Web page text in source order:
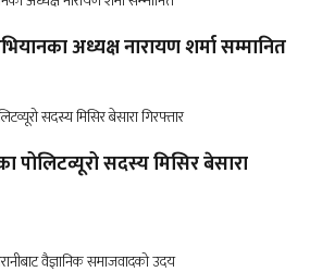
अध्यक्ष नारायण शर्मा सम्मानित
पोलिटव्यूरो सदस्य मिसिर बेसारा